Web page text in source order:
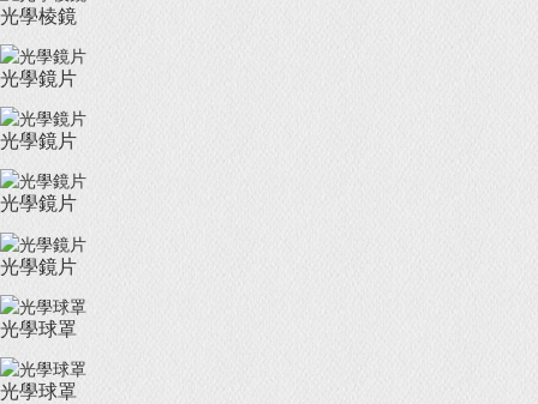
光學棱鏡
光學鏡片
光學鏡片
光學鏡片
光學鏡片
光學球罩
光學球罩